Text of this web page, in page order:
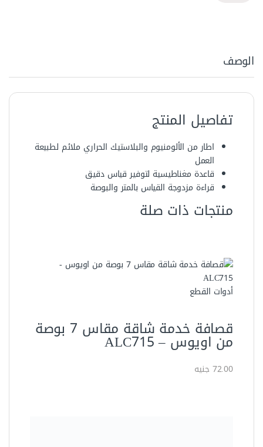
الوصف
تفاصيل المنتج
اطار من الألومنيوم والبلاستيك الحراري ملائم لطبيعة
العمل
قاعدة مغناطيسية لتوفير قياس دقيق
قراءة مزدوجة القياس بالمتر والبوصة
منتجات ذات صلة
أدوات القطع
قصافة خدمة شاقة مقاس 7 بوصة
من اويوس – ALC715
72.00 جنيه